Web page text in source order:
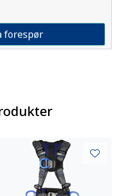
forespør